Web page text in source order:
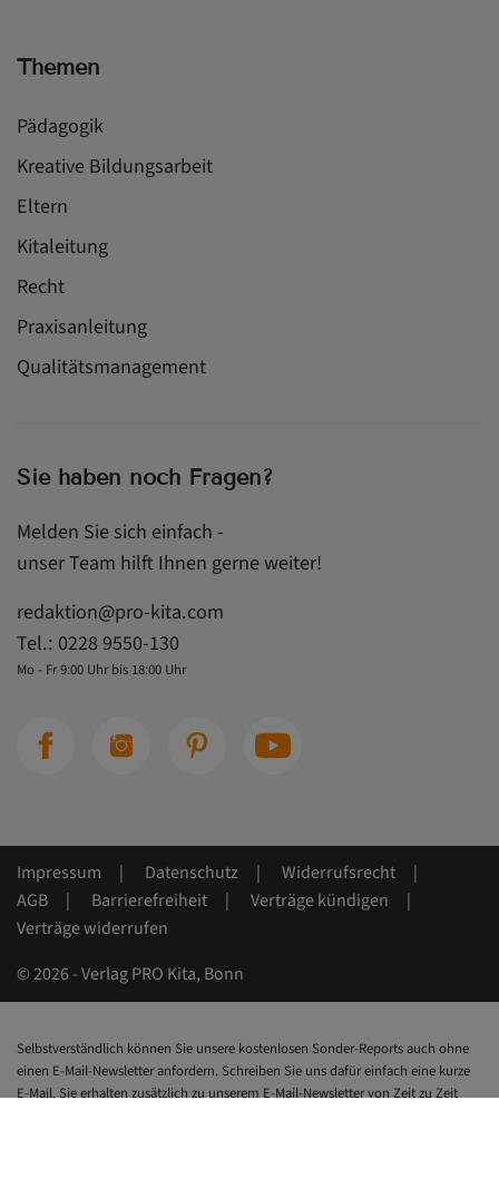
Themen
Pädagogik
Kreative Bildungsarbeit
Eltern
Kitaleitung
Recht
Praxisanleitung
Qualitätsmanagement
Sie haben noch Fragen?
Melden Sie sich einfach -
unser Team hilft Ihnen gerne weiter!
redaktion@pro-kita.com
Tel.: 0228 9550-130
Mo - Fr 9:00 Uhr bis 18:00 Uhr
Impressum Datenschutz
Widerrufsrecht
AGB
Barrierefreiheit
Verträge kündigen
Verträge widerrufen
© 2026 - Verlag PRO Kita, Bonn
Selbstverständlich können Sie unsere kostenlosen Sonder-Reports auch ohne
einen E-Mail-Newsletter anfordern. Schreiben Sie uns dafür einfach eine kurze
E-Mail. Sie erhalten zusätzlich zu unserem E-Mail-Newsletter von Zeit zu Zeit